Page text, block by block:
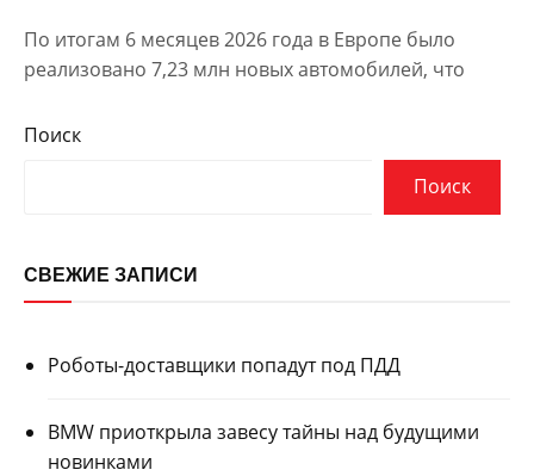
По итогам 6 месяцев 2026 года в Европе было
реализовано 7,23 млн новых автомобилей, что
Поиск
Поиск
СВЕЖИЕ ЗАПИСИ
Роботы-доставщики попадут под ПДД
BMW приоткрыла завесу тайны над будущими
новинками